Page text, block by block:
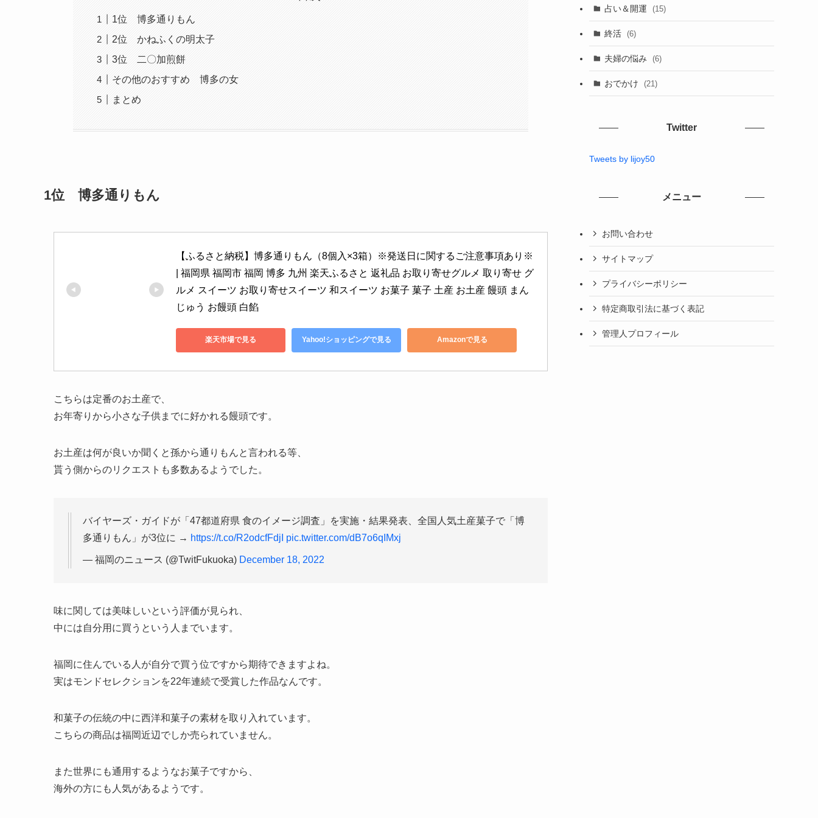
1位 博多通りもん
2位 かねふくの明太子
3位 二〇加煎餅
その他のおすすめ 博多の女
まとめ
1位 博多通りもん
【ふるさと納税】博多通りもん（8個入×3箱）※発送日に関するご注意事項あり※
| 福岡県 福岡市 福岡 博多 九州 楽天ふるさと 返礼品 お取り寄せグルメ 取り寄せ グ
ルメ スイーツ お取り寄せスイーツ 和スイーツ お菓子 菓子 土産 お土産 饅頭 まん
じゅう お饅頭 白餡
楽天市場で見る Yahoo!ショッピングで見る Amazonで見る
こちらは定番のお土産で、
お年寄りから小さな子供までに好かれる饅頭です。
お土産は何が良いか聞くと孫から通りもんと言われる等、
貰う側からのリクエストも多数あるようでした。
バイヤーズ・ガイドが「47都道府県 食のイメージ調査」を実施・結果発表、全国人気土産菓子で「博
多通りもん」が3位に → https://t.co/R2odcfFdjI pic.twitter.com/dB7o6qIMxj
— 福岡のニュース (@TwitFukuoka) December 18, 2022
味に関しては美味しいという評価が見られ、
中には自分用に買うという人までいます。
福岡に住んでいる人が自分で買う位ですから期待できますよね。
実はモンドセレクションを22年連続で受賞した作品なんです。
和菓子の伝統の中に西洋和菓子の素材を取り入れています。
こちらの商品は福岡近辺でしか売られていません。
また世界にも通用するようなお菓子ですから、
海外の方にも人気があるようです。
占い＆開運 (15)
終活 (6)
夫婦の悩み (6)
おでかけ (21)
Twitter
Tweets by lijoy50
メニュー
お問い合わせ
サイトマップ
プライバシーポリシー
特定商取引法に基づく表記
管理人プロフィール